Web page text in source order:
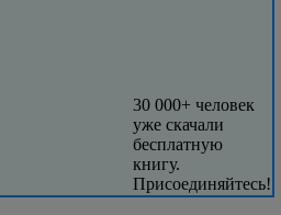
30 000+ человек
уже скачали
бесплатную
книгу.
Присоединяйтесь!